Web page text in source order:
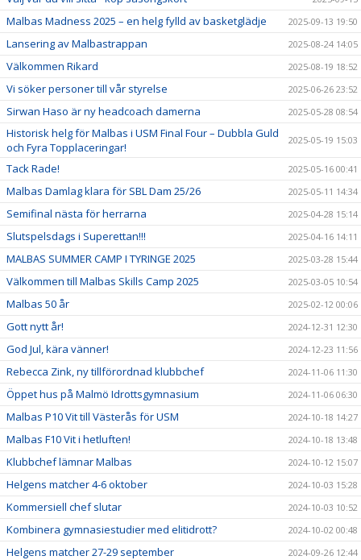
Malbas Madness 2025 – en helg fylld av basketglädje 2025-09-13 19:50
Lansering av Malbastrappan 2025-08-24 14:05
Välkommen Rikard 2025-08-19 18:52
Vi söker personer till vår styrelse 2025-06-26 23:52
Sirwan Haso är ny headcoach damerna 2025-05-28 08:54
Historisk helg för Malbas i USM Final Four – Dubbla Guld
och Fyra Topplaceringar!
2025-05-19 15:03
Tack Rade! 2025-05-16 00:41
Malbas Damlag klara för SBL Dam 25/26 2025-05-11 14:34
Semifinal nästa för herrarna 2025-04-28 15:14
Slutspelsdags i Superettan!!! 2025-04-16 14:11
MALBAS SUMMER CAMP I TYRINGE 2025 2025-03-28 15:44
Välkommen till Malbas Skills Camp 2025 2025-03-05 10:54
Malbas 50 år 2025-02-12 00:06
Gott nytt år! 2024-12-31 12:30
God Jul, kära vänner! 2024-12-23 11:56
Rebecca Zink, ny tillförordnad klubbchef 2024-11-06 11:30
Öppet hus på Malmö Idrottsgymnasium 2024-11-06 06:30
Malbas P10 Vit till Västerås för USM 2024-10-18 14:27
Malbas F10 Vit i hetluften! 2024-10-18 13:48
Klubbchef lämnar Malbas 2024-10-12 15:07
Helgens matcher 4-6 oktober 2024-10-03 15:28
Kommersiell chef slutar 2024-10-03 10:52
Kombinera gymnasiestudier med elitidrott? 2024-10-02 00:48
Helgens matcher 27-29 september 2024-09-26 12:44